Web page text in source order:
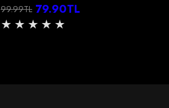
Normal
99.99TL
İndirimli
79.90TL